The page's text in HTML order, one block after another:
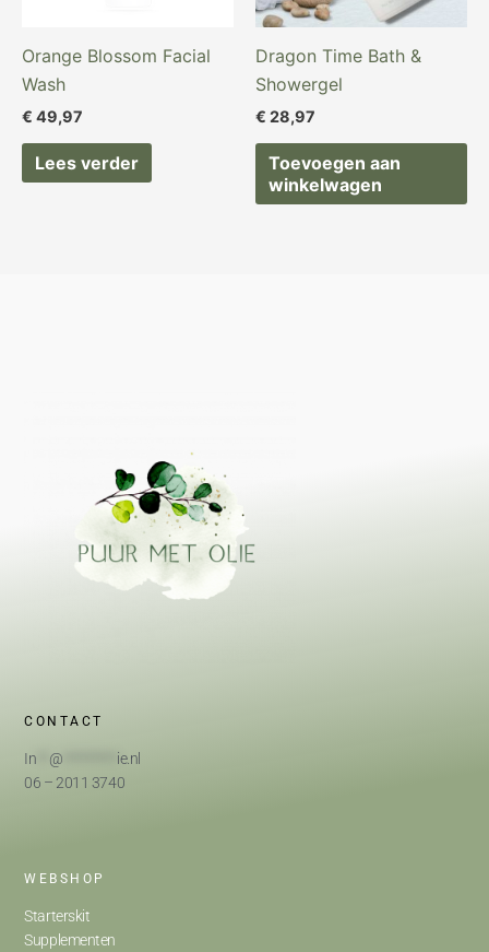
Orange Blossom Facial
Wash
€ 49,97
Lees verder
Dragon Time Bath &
Showergel
€ 28,97
Toevoegen aan
winkelwagen
CONTACT
In @
ie.nl
06 – 2011 3740
WEBSHOP
Starterskit
Supplementen